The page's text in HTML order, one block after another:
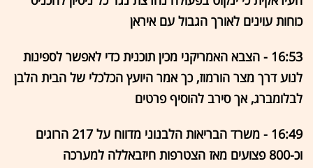
כוחות עוינים לאורך הגבול עם איראן
16:53 - הצבא האמריקני מכין תוכנית כדי לאפשר לספינות
לנוע דרך מצר הורמוז, כך אמר היועץ הכלכלי של הבית הלבן
לבלומברג, אך סירב להוסיף פרטים
16:49 - משרד הבריאות הלבנוני מדווח על 217 הרוגים
וכ-800 פצועים מאז הצטרפות חיזבאללה למערכה